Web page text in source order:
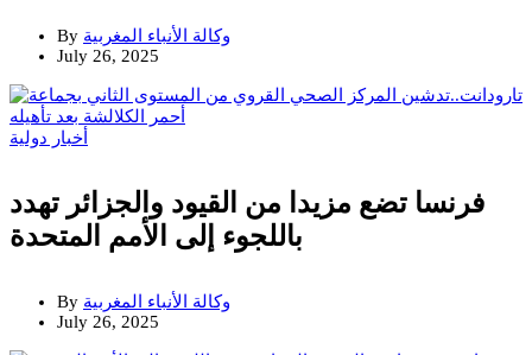
By وكالة الأنباء المغربية
July 26, 2025
أخبار دولية
فرنسا تضع مزيدا من القيود والجزائر تهدد
باللجوء إلى الأمم المتحدة
By وكالة الأنباء المغربية
July 26, 2025